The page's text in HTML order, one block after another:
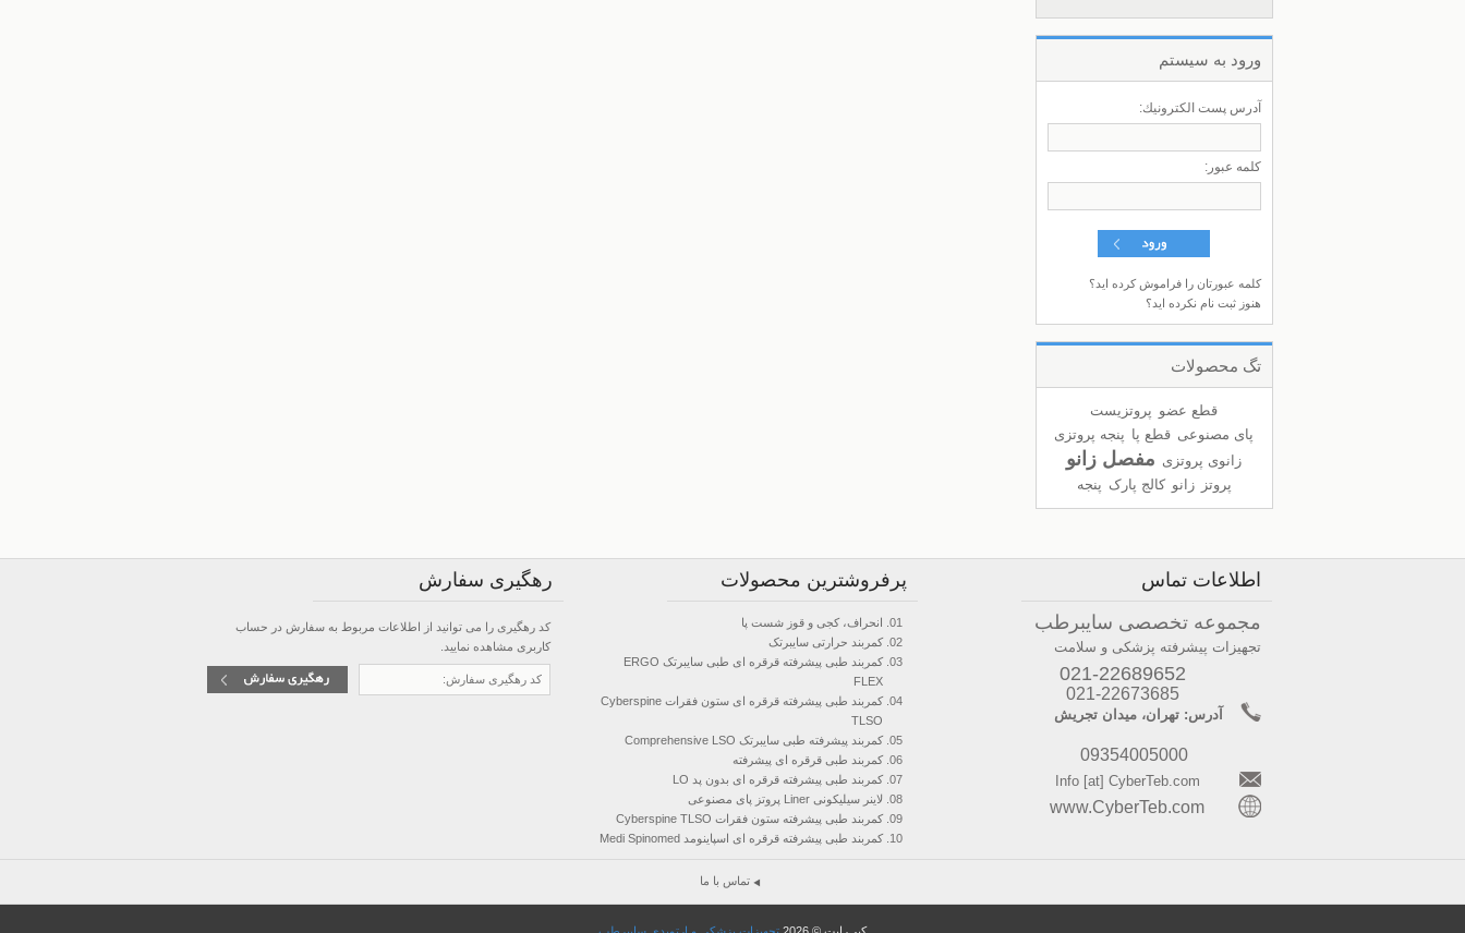
ورود به سيستم
آدرس پست الكترونيك:
كلمه عبور:
کلمه عبورتان را فراموش کرده اید؟
هنوز ثبت نام نکرده اید؟
تگ محصولات
قطع عضو پروتزیست
پای مصنوعی قطع پا پنجه پروتزی
زانوی پروتزی مفصل زانو
پروتز زانو کالج پارک پنجه
اطلاعات تماس
مجموعه تخصصی سایبرطب
تجهیزات پیشرفته پزشکی و سلامت
021-22689652
آدرس: تهران، میدان تجریش
09354005000
Info [at] CyberTeb.com
پرفروشترین محصولات
انحراف، کجی و قوز شست پا
کمربند حرارتی سایبرتک
کمربند طبی پیشرفته قرقره ای طبی سایبرتک ERGO
FLEX
کمربند طبی پیشرفته قرقره ای ستون فقرات Cyberspine
TLSO
کمربند پیشرفته طبی سایبرتک Comprehensive LSO
کمربند طبی قرقره ای پیشرفته
کمربند طبی پیشرفته قرقره ای بدون پد LO
لاینر سیلیکونی Liner پروتز پای مصنوعی
کمربند طبی پیشرفته ستون فقرات Cyberspine TLSO
کمربند طبی پیشرفته قرقره ای اسپاینومد Medi Spinomed
رهگیری سفارش
کد رهگیری را می توانید از اطلاعات مربوط به سفارش در حساب
کاربری مشاهده نمایید.
تماس با ما